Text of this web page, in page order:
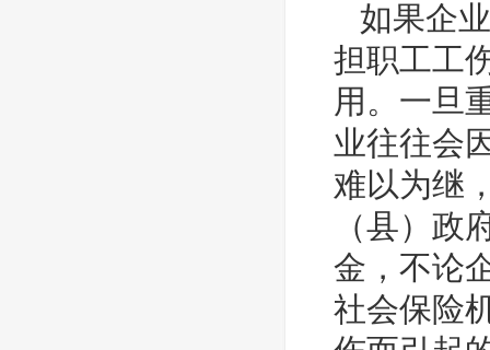
如果企
担职工工
用。一旦
业往往会
难以为继
（县）
金，不论
社会保险